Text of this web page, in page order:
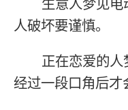
生意人梦见
人破坏要谨慎。
正在恋爱的
经过一段口角后才